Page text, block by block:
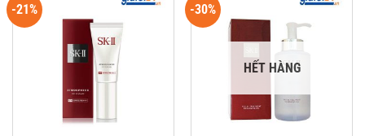
-21% -30%
HẾT HÀNG